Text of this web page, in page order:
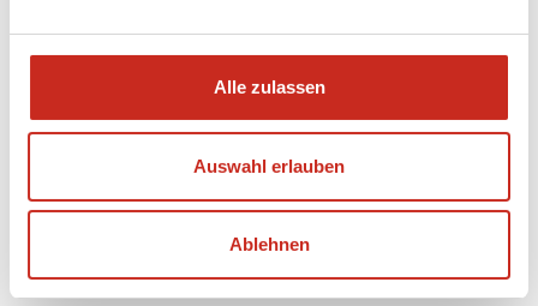
Alle zulassen
Auswahl erlauben
Ablehnen
ausgetretenen Pfade und besuchen Sie
beispielsweise die Grenzregion mit Vietnam);
Architektur und Geschichte;
Essen bei Einheimischen.